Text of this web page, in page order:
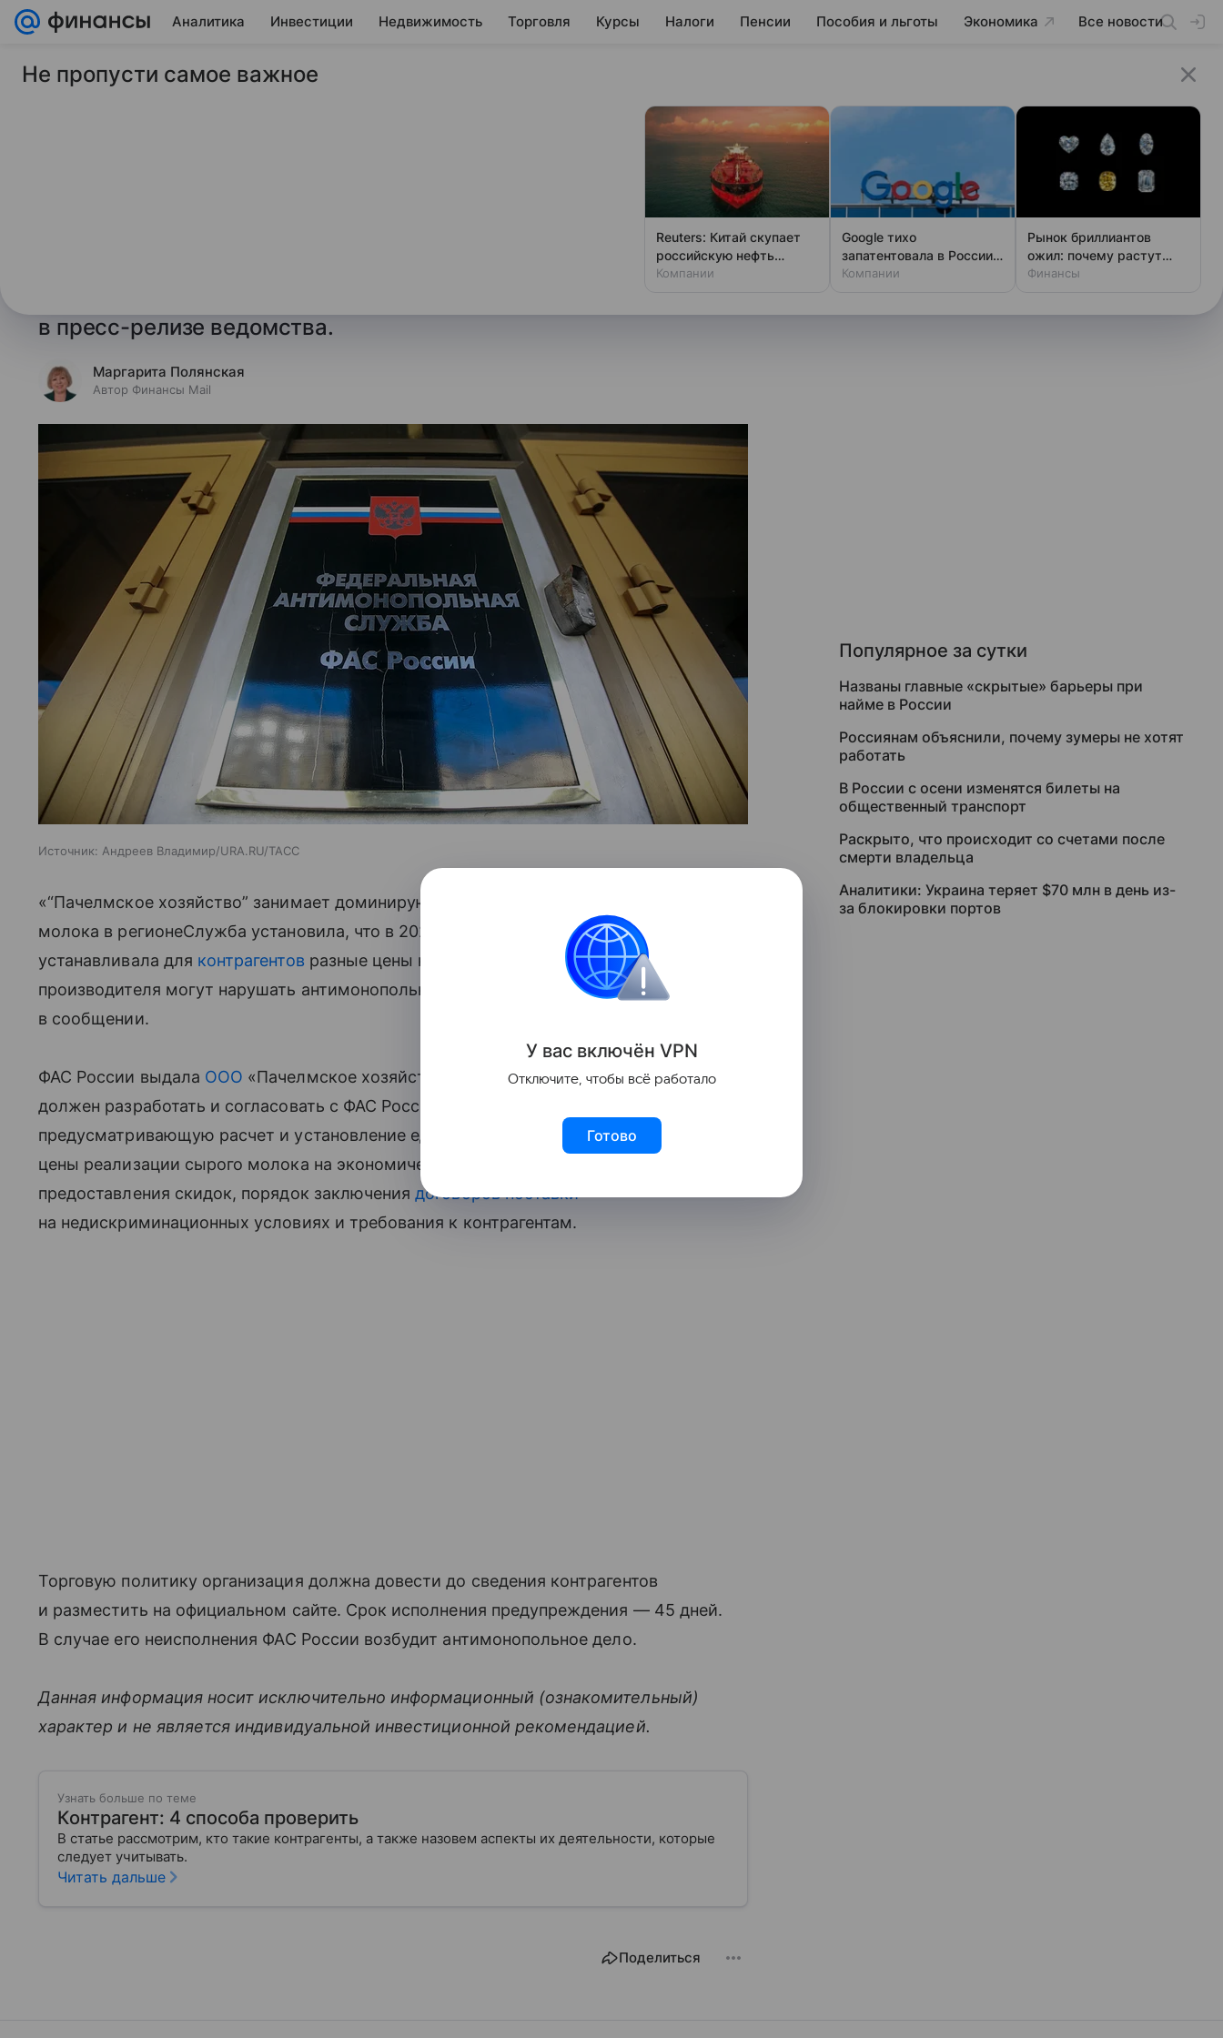
Аналитика Инвестиции Недвижимость Торговля Курсы Налоги Пенсии Пособия и льготы Экономика Все новости
11 июля 2025 Финансы Mail
производителю молока из Пензенской
Федеральная антимонопольная служба выдала предупреждение
в пресс-релизе ведомства.
Маргарита Полянская
Автор Финансы Mail
Источник: Андреев Владимир/URA.RU/ТАСС
«“Пачелмское хозяйство” занимает доминирующее положение на рынке сырого
молока в регионеСлужба установила, что в 2024 году компания необоснованно
устанавливала для контрагентов разные цены на товар. Такие действия
производителя могут нарушать антимонопольное законодательство», — сказано
в сообщении.
ФАС России выдала ООО «Пачелмское хозяйство» предупреждение. Производитель
должен разработать и согласовать с ФАС России торговую политику,
предусматривающую расчет и установление единой для всех потребителей базовой
цены реализации сырого молока на экономически обоснованном уровне, условия
предоставления скидок, порядок заключениядоговоров поставки
на недискриминационных условиях и требования к контрагентам.
Торговую политику организация должна довести до сведения контрагентов
и разместить на официальном сайте. Срок исполнения предупреждения — 45 дней.
В случае его неисполнения ФАС России возбудит антимонопольное дело.
Данная информация носит исключительно информационный (ознакомительный)
характер и не является индивидуальной инвестиционной рекомендацией.
Узнать больше по теме
Контрагент: 4 способа проверить
В статье рассмотрим, кто такие контрагенты, а также назовем аспекты их деятельности, которые
следует учитывать.
Читать дальше
Поделиться
Популярное за сутки
Названы главные «скрытые» барьеры при
найме в России
Россиянам объяснили, почему зумеры не хотят
работать
В России с осени изменятся билеты на
общественный транспорт
Раскрыто, что происходит со счетами после
смерти владельца
Аналитики: Украина теряет $70 млн в день из-
за блокировки портов
Не пропусти самое важное
Reuters: Китай скупает
российскую нефть
рекордными партиями
Компании
Google тихо
запатентовала в России
мощный ИИ для кода
Компании
Рынок бриллиантов
ожил: почему растут
цены
Финансы
У вас включён VPN
Отключите, чтобы всё работало
Готово